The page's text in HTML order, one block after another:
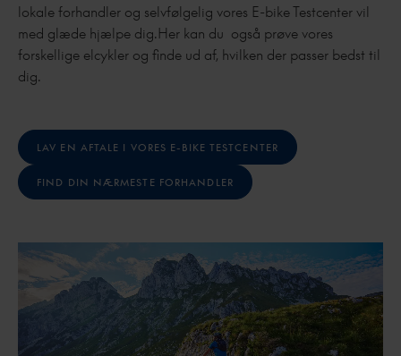
lokale forhandler og selvfølgelig vores E-bike Testcenter vil
med glæde hjælpe dig.Her kan du også prøve vores
forskellige elcykler og finde ud af, hvilken der passer bedst til
dig.
LAV EN AFTALE I VORES E-BIKE TESTCENTER
FIND DIN NÆRMESTE FORHANDLER